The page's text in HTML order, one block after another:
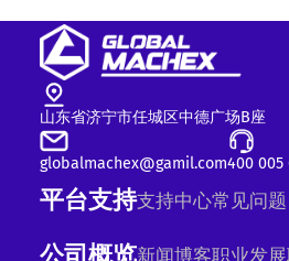
山东省济宁市任城区中德广场B座
globalmachex@gamil.com400 005
平台支持支持中心常见问题
新闻博客职业发展